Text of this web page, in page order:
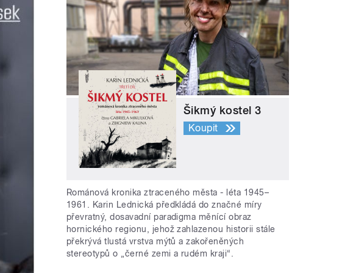
Šikmý kostel 3
Koupit
Románová kronika ztraceného města - léta 1945–
1961. Karin Lednická předkládá do značné míry
převratný, dosavadní paradigma měnící obraz
hornického regionu, jehož zahlazenou historii stále
překrývá tlustá vrstva mýtů a zakořeněných
stereotypů o „černé zemi a rudém kraji“.